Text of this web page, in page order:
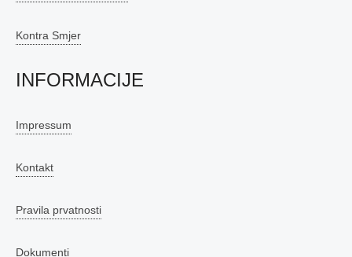
Kontra Smjer
INFORMACIJE
Impressum
Kontakt
Pravila prvatnosti
Dokumenti